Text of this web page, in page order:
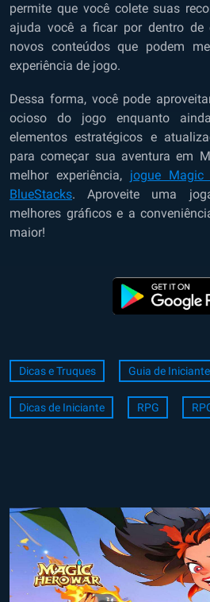
permite que você colete suas
ajuda você a ficar por dentro de
novos conteúdos que podem
experiência de jogo.
Dessa forma, você pode
ocioso do jogo enquanto
elementos estratégicos e
para começar sua aventura em
melhor experiência, jogue
BlueStacks. Aproveite uma
melhores gráficos e a
maior!
Dicas e Truques Guia de Iniciante
Dicas de Iniciante RPG